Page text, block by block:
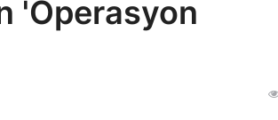
'Operasyon